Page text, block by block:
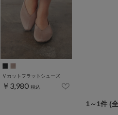
Ｖカットフラットシューズ
￥3,980 税込
1～1件 (